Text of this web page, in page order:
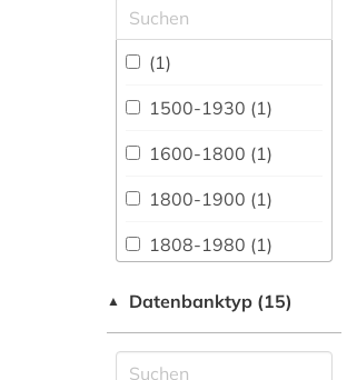
Allgemeine und
vergleichende Sprach-
und
Literaturwissenschaft.
Indogermanistik.
Außereuropäische
Sprachen und
Literaturen (88)
Anglistik.
Amerikanistik (87)
Vermessungswesen
(1)
1500-1930 (1)
1600-1800 (1)
1800-1900 (1)
1808-1980 (1)
1848 (1)
20. jahrhundert (1)
▲ Datenbanktyp (15)